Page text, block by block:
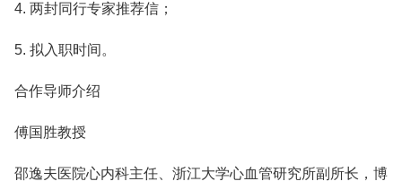
4. 两封同行专家推荐信；
5. 拟入职时间。
合作导师介绍
傅国胜教授
邵逸夫医院心内科主任、浙江大学心血管研究所副所长，博